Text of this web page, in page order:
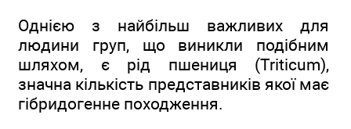
Однією з найбільш важливих для
людини груп, що виникли подібним
шляхом, є рід пшениця (Triticum),
значна кількість представників якої має
гібридогенне походження.